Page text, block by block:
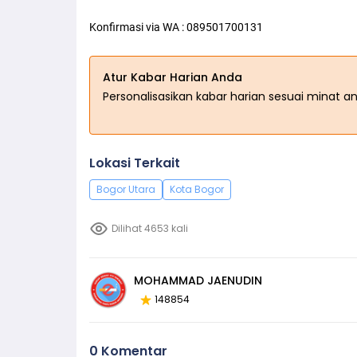
Konfirmasi via WA : 089501700131
Atur Kabar Harian Anda
Personalisasikan kabar harian sesuai minat
Lokasi Terkait
Bogor Utara Kota Bogor
Dilihat 4653 kali
MOHAMMAD JAENUDIN
148854
0 Komentar